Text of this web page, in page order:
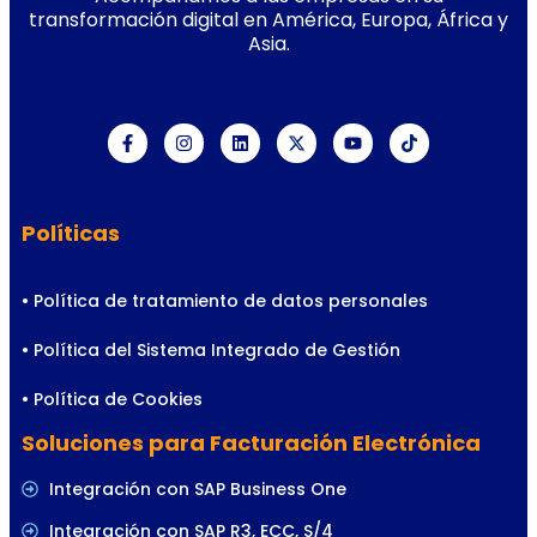
transformación digital en América, Europa, África y
Asia.
Políticas
• Política de tratamiento de datos personales
• Política del Sistema Integrado de Gestión
• Política de Cookies
Soluciones para Facturación Electrónica
Integración con SAP Business One
Integración con SAP R3, ECC, S/4